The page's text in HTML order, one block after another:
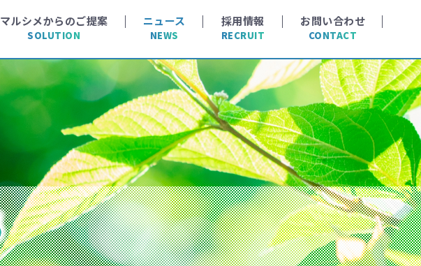
マルシメからのご提案
SOLUTION
ニュース
NEWS
採用情報
RECRUIT
お問い合わせ
CONTACT